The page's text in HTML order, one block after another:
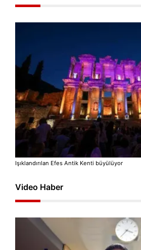
Işıklandırılan Efes Antik Kenti büyülüyor
Video Haber